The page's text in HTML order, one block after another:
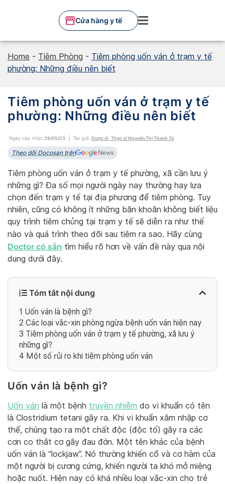
Cửa hàng y tế
Home - Tiêm Phòng - Tiêm phòng uốn ván ở trạm y tế
phường: Những điều nên biết
Tiêm phòng uốn ván ở trạm y tế
phường: Những điều nên biết
Ngày cập nhật: 29/05/23 Tác giả: Dược sĩ, Thạc sĩ Nguyễn Thị Thanh Tú
Theo dõi Docosan trên
Tiêm phòng uốn ván ở trạm y tế phường, xã cần lưu ý
những gì? Đa số mọi người ngày nay thường hay lựa
chọn đến trạm y tế tại địa phương để tiêm phòng. Tuy
nhiên, cũng có không ít những băn khoăn không biết liệu
quy trình tiêm chủng tại trạm y tế sẽ diễn ra như thế
nào và quá trình theo dõi sau tiêm ra sao. Hãy cùng
Doctor có sẵn tìm hiểu rõ hơn về vấn đề này qua nội
dung dưới đây.
Tóm tắt nội dung
1 Uốn ván là bệnh gì?
2 Các loại vắc-xin phòng ngừa bệnh uốn ván hiện nay
3 Tiêm phòng uốn ván ở trạm y tế phường, xã lưu ý
những gì?
4 Một số rủi ro khi tiêm phòng uốn ván
Uốn ván là bệnh gì?
Uốn ván là một bệnh truyền nhiễm do vi khuẩn có tên
là Clostridium tetani gây ra. Khi vi khuẩn xâm nhập cơ
thể, chúng tạo ra một chất độc (độc tố) gây ra các
cơn co thắt cơ gây đau đớn. Một tên khác của bệnh
uốn ván là “lockjaw”. Nó thường khiến cổ và cơ hàm của
một người bị cương cứng, khiến người ta khó mở miệng
hoặc nuốt. Hiện nay có khá nhiều loại vắc-xin cho trẻ